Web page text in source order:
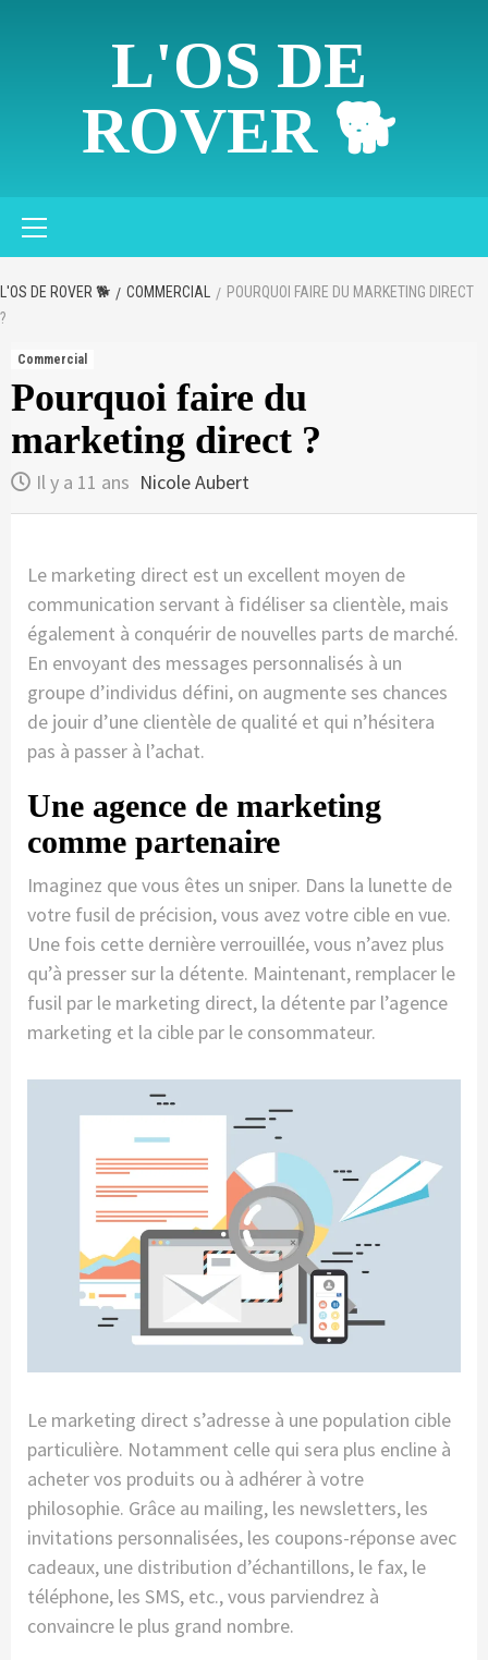
L'OS DE
ROVER 🐕
L'OS DE ROVER 🐕 COMMERCIAL
POURQUOI FAIRE DU MARKETING DIRECT
?
Commercial
Pourquoi faire du
marketing direct ?
Il y a 11 ans Nicole Aubert
Le marketing direct est un excellent moyen de
communication servant à fidéliser sa clientèle, mais
également à conquérir de nouvelles parts de marché.
En envoyant des messages personnalisés à un
groupe d’individus défini, on augmente ses chances
de jouir d’une clientèle de qualité et qui n’hésitera
pas à passer à l’achat.
Une agence de marketing
comme partenaire
Imaginez que vous êtes un sniper. Dans la lunette de
votre fusil de précision, vous avez votre cible en vue.
Une fois cette dernière verrouillée, vous n’avez plus
qu’à presser sur la détente. Maintenant, remplacer le
fusil par le marketing direct, la détente par l’agence
marketing et la cible par le consommateur.
Le marketing direct s’adresse à une population cible
particulière. Notamment celle qui sera plus encline à
acheter vos produits ou à adhérer à votre
philosophie. Grâce au mailing, les newsletters, les
invitations personnalisées, les coupons-réponse avec
cadeaux, une distribution d’échantillons, le fax, le
téléphone, les SMS, etc., vous parviendrez à
convaincre le plus grand nombre.